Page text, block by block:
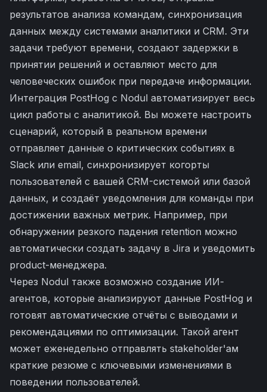
результатов анализа командам, синхронизация
данных между системами аналитики и CRM. Эти
задачи требуют времени, создают задержки в
принятии решений и оставляют место для
человеческих ошибок при передаче информации.
Интеграция PostHog с Nodul автоматизирует весь
цикл работы с аналитикой. Вы можете настроить
сценарий, который в реальном времени
отправляет данные о критических событиях в
Slack или email, синхронизирует когорты
пользователей с вашей CRM-системой или базой
данных, и создаёт уведомления для команды при
достижении важных метрик. Например, при
обнаружении резкого падения retention можно
автоматически создать задачу в Jira и уведомить
product-менеджера.
Через Nodul также возможно создание ИИ-
агентов, которые анализируют данные PostHog и
готовят автоматические отчёты с выводами и
рекомендациями по оптимизации. Такой агент
может еженедельно отправлять stakeholder'ам
краткие резюме с ключевыми изменениями в
поведении пользователей.